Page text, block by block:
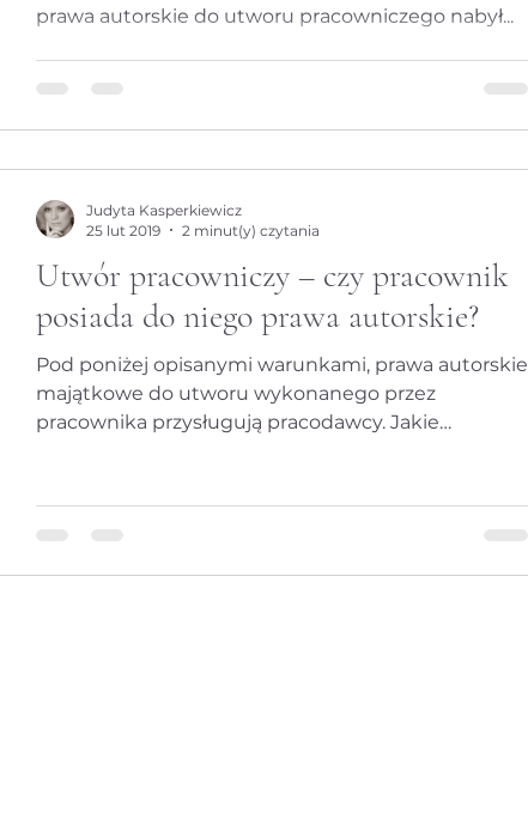
Nieuczciwa konkurencja
Prawa kobiet w branży IT
Prawo autorskie Prawo cywilne
prawa autorskie do utworu pracowniczego nabył...
Utwór pracowniczy – czy pracownik
posiada do niego prawa autorskie?
Pod poniżej opisanymi warunkami, prawa autorskie
majątkowe do utworu wykonanego przez
pracownika przysługują pracodawcy. Jakie
Judyta Kasperkiewicz
25 lut 2019
2 minut(y) czytania